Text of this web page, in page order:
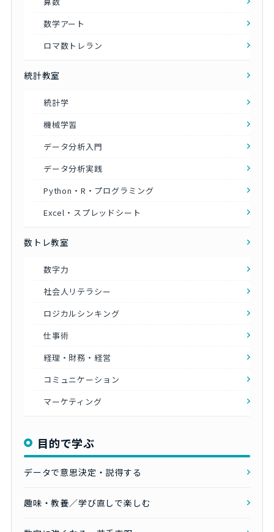
数学アート
ロマ数トレラン
統計教室
統計学
機械学習
データ分析入門
データ分析実践
Python・R・プログラミング
Excel・スプレッドシート
数トレ教室
数字力
社会人リテラシー
ロジカルシンキング
仕事術
経理・財務・経営
コミュニケーション
マーケティング
目的で学ぶ
データで意思決定・説得する
趣味・教養／学び直しで楽しむ